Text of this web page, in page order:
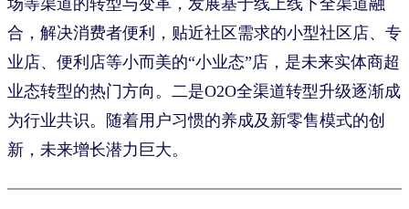
合，解决消费者便利，贴近社区需求的小型社区店、专
业店、便利店等小而美的“小业态”店，是未来实体商超
业态转型的热门方向。二是O2O全渠道转型升级逐渐成
为行业共识。随着用户习惯的养成及新零售模式的创
新，未来增长潜力巨大。